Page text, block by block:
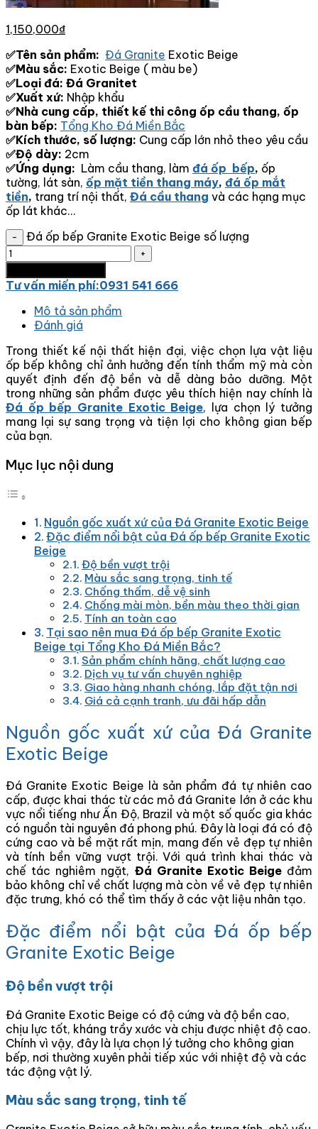
1,150,000₫
✅Tên sản phẩm: Đá Granite Exotic Beige
✅Màu sắc: Exotic Beige ( màu be)
✅Loại đá: Đá Granitet
✅Xuất xứ: Nhập khẩu
✅Nhà cung cấp, thiết kế thi công ốp cầu thang, ốp
bàn bếp: Tổng Kho Đá Miền Bắc
✅Kích thước, số lượng: Cung cấp lớn nhỏ theo yêu cầu
✅Độ dày: 2cm
✅Ứng dụng: Làm cầu thang, làm đá ốp bếp, ốp
tường, lát sàn, ốp mặt tiền thang máy, đá ốp mắt
tiền, trang trí nội thất, Đá cầu thang và các hạng mục
ốp lát khác…
Đá ốp bếp Granite Exotic Beige số lượng
Tư vấn miến phí:0931 541 666
Mô tả sản phẩm
Đánh giá
Trong thiết kế nội thất hiện đại, việc chọn lựa vật liệu
ốp bếp không chỉ ảnh hưởng đến tính thẩm mỹ mà còn
quyết định đến độ bền và dễ dàng bảo dưỡng. Một
trong những sản phẩm được yêu thích hiện nay chính là
Đá ốp bếp Granite Exotic Beige, lựa chọn lý tưởng
mang lại sự sang trọng và tiện lợi cho không gian bếp
của bạn.
Mục lục nội dung
Nguồn gốc xuất xứ của Đá Granite Exotic Beige
Đặc điểm nổi bật của Đá ốp bếp Granite Exotic
Beige
Độ bền vượt trội
Màu sắc sang trọng, tinh tế
Chống thấm, dễ vệ sinh
Chống mài mòn, bền màu theo thời gian
Tính an toàn cao
Tại sao nên mua Đá ốp bếp Granite Exotic
Beige tại Tổng Kho Đá Miền Bắc?
Sản phẩm chính hãng, chất lượng cao
Dịch vụ tư vấn chuyên nghiệp
Giao hàng nhanh chóng, lắp đặt tận nơi
Giá cả cạnh tranh, ưu đãi hấp dẫn
Nguồn gốc xuất xứ của Đá Granite
Exotic Beige
Đá Granite Exotic Beige là sản phẩm đá tự nhiên cao
cấp, được khai thác từ các mỏ đá Granite lớn ở các khu
vực nổi tiếng như Ấn Độ, Brazil và một số quốc gia khác
có nguồn tài nguyên đá phong phú. Đây là loại đá có độ
cứng cao và bề mặt rất mịn, mang đến vẻ đẹp tự nhiên
và tính bền vững vượt trội. Với quá trình khai thác và
chế tác nghiêm ngặt, Đá Granite Exotic Beigeđảm
bảo không chỉ về chất lượng mà còn về vẻ đẹp tự nhiên
đặc trưng, khó có thể tìm thấy ở các vật liệu nhân tạo.
Đặc điểm nổi bật của Đá ốp bếp
Granite Exotic Beige
Độ bền vượt trội
Đá Granite Exotic Beige có độ cứng và độ bền cao,
chịu lực tốt, kháng trầy xước và chịu được nhiệt độ cao.
Chính vì vậy, đây là lựa chọn lý tưởng cho không gian
bếp, nơi thường xuyên phải tiếp xúc với nhiệt độ và các
tác động vật lý.
Màu sắc sang trọng, tinh tế